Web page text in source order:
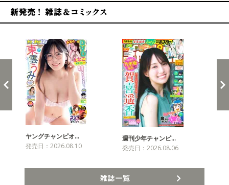
ヤングチャンピオ…
発売日：2026.08.10
週刊少年チャンピ…
発売日：2026.08.06